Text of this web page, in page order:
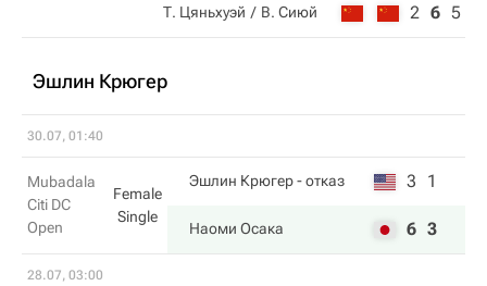
Т. Цяньхуэй В. Сиюй 2 6 5
Эшлин Крюгер
30.07, 01:40
Mubadala
Citi DC
Open
Female
Single
Эшлин Крюгер- отказ 3 1
Наоми Осака 6 3
28.07, 03:00